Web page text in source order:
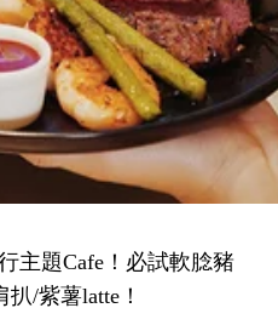
主題Cafe！必試軟腍豬
/紫薯latte！